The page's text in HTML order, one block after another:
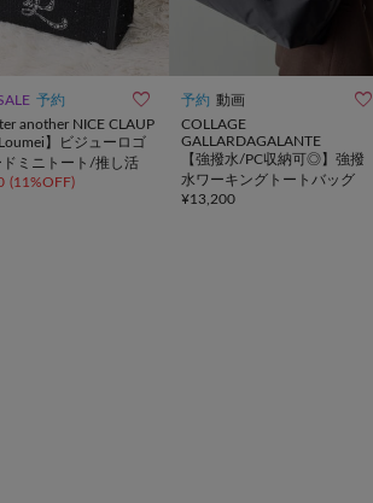
予約 
another NICE CLAUP
】ビジューロゴ
ドミニトート/推し活
(11%OFF)
予約 動画 
COLLAGE
GALLARDAGALANTE
【強撥水/PC収納可◎】強撥
水ワーキングトートバッグ
¥13,200